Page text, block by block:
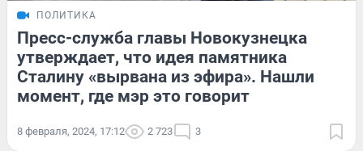
ПОЛИТИКА
Пресс-служба главы Новокузнецка
утверждает, что идея памятника
Сталину «вырвана из эфира». Нашли
момент, где мэр это говорит
8 февраля, 2024, 17:12 2 723 3